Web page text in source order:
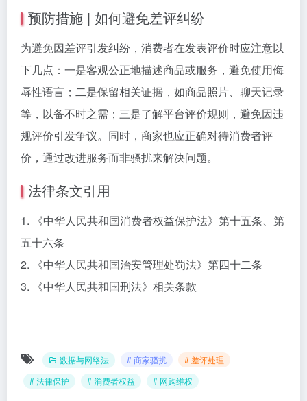
预防措施 | 如何避免差评纠纷
为避免因差评引发纠纷，消费者在发表评价时应注意以
下几点：一是客观公正地描述商品或服务，避免使用侮
辱性语言；二是保留相关证据，如商品照片、聊天记录
等，以备不时之需；三是了解平台评价规则，避免因违
规评价引发争议。同时，商家也应正确对待消费者评
价，通过改进服务而非骚扰来解决问题。
法律条文引用
1. 《中华人民共和国消费者权益保护法》第十五条、第
五十六条
2. 《中华人民共和国治安管理处罚法》第四十二条
3. 《中华人民共和国刑法》相关条款
数据与网络法 # 商家骚扰
# 差评处理
# 法律保护
# 消费者权益 # 网购维权